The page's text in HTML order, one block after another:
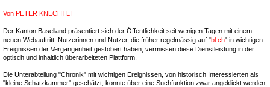
Von PETER KNECHTLI
Der Kanton Baselland präsentiert sich der Öffentlichkeit seit wenigen Tagen mit einem
neuen Webauftritt. Nutzerinnen und Nutzer, die früher regelmässig auf "bl.ch" in wichtigen
Ereignissen der Vergangenheit gestöbert haben, vermissen diese Dienstleistung in der
optisch und inhaltlich überarbeiteten Plattform.
Die Unterabteilung "Chronik" mit wichtigen Ereignissen, von historisch Interessierten als
"kleine Schatzkammer" geschätzt, konnte über eine Suchfunktion zwar angeklickt werden,